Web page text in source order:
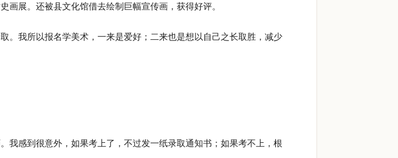
展。还被县文化馆借去绘制巨幅宣传画，获得好评。
。我所以报名学美术，一来是爱好；二来也是想以自己之长取胜，减少
我感到很意外，如果考上了，不过发一纸录取通知书；如果考不上，根